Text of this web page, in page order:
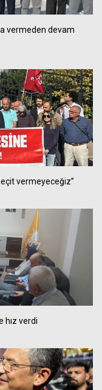
vermeden devam
vermeyeceğiz”
hız verdi